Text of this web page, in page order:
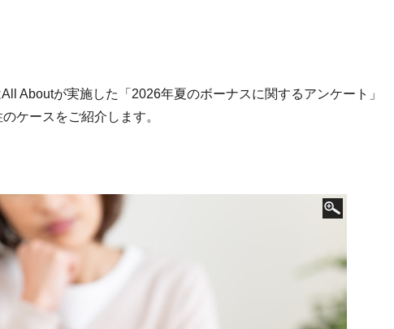
Aboutが実施した「2026年夏のボーナスに関するアンケート」
ケースをご紹介します。